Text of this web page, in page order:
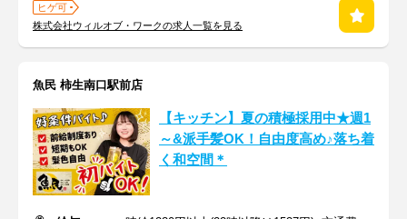
ヒゲ可
株式会社ウィルオブ・ワークの求人一覧を見る
魚民 柿生南口駅前店
【キッチン】夏の積極採用中★週1
～&派手髪OK！自由度高め♪落ち着
く和空間＊